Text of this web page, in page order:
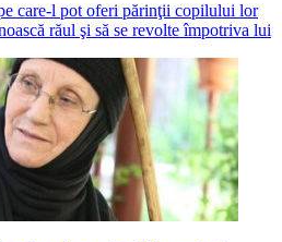
care-l pot oferi părinţii copilului lor
răul şi să se revolte împotriva lui